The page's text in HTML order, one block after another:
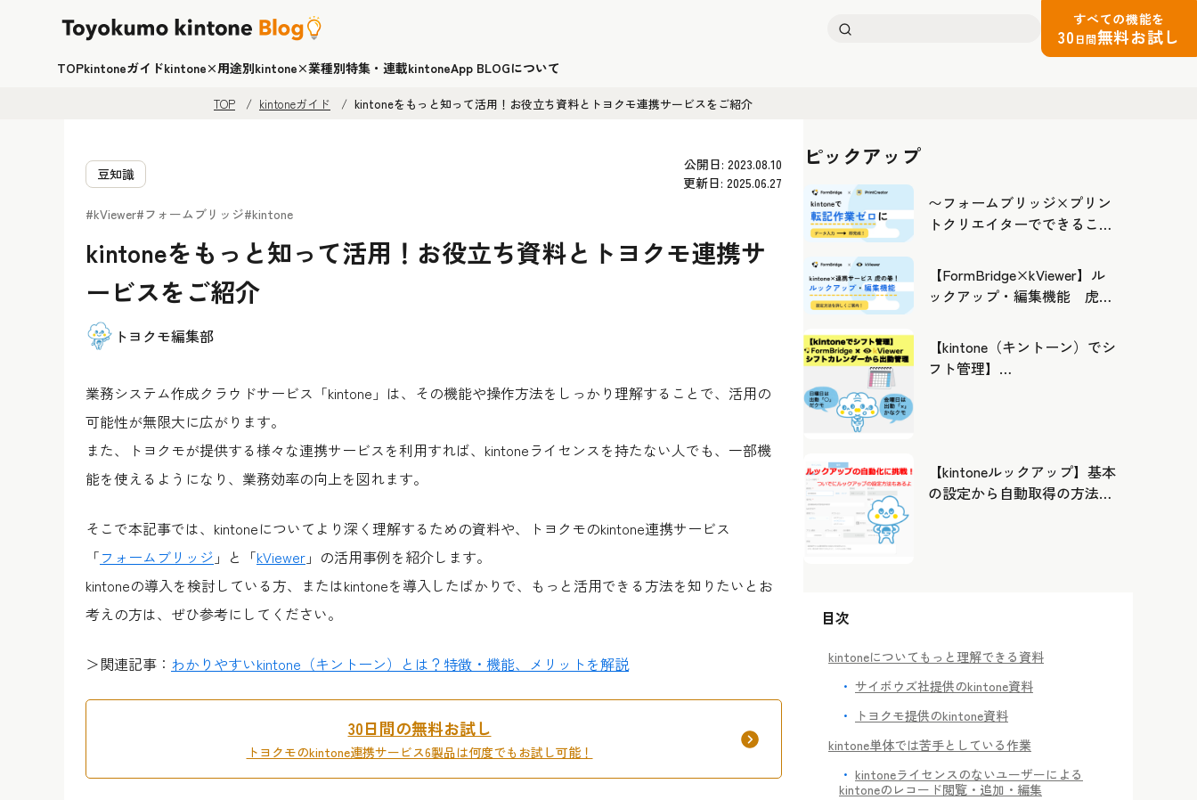
検
すべての機能を
30 日間無料お試し
TOPkintoneガイドkintone×用途別kintone×業種別特集・連載kintoneApp BLOGについて
TOP kintoneガイド kintoneをもっと知って活用！お役立ち資料とトヨクモ連携サービスをご紹介
豆知識
公開日: 2023.08.10
更新日: 2025.06.27
#kViewer#フォームブリッジ#kintone
kintoneをもっと知って活用！お役立ち資料とトヨクモ連携サ
ービスをご紹介
トヨクモ編集部
業務システム作成クラウドサービス「kintone」は、その機能や操作方法をしっかり理解することで、活用の
可能性が無限大に広がります。
また、トヨクモが提供する様々な連携サービスを利用すれば、kintoneライセンスを持たない人でも、一部機
能を使えるようになり、業務効率の向上を図れます。
そこで本記事では、kintoneについてより深く理解するための資料や、トヨクモのkintone連携サービス
「フォームブリッジ 」と「kViewer 」の活用事例を紹介します。
kintoneの導入を検討している方、またはkintoneを導入したばかりで、もっと活用できる方法を知りたいとお
考えの方は、ぜひ参考にしてください。
＞関連記事： わかりやすいkintone（キントーン）とは？特徴・機能、メリットを解説
30日間の無料お試し
トヨクモのkintone連携サービス6製品は何度でもお試し可能！
ピックアップ
〜フォームブリッジ×プリン
トクリエイターでできるこ
よう
【FormBridge×kViewer】ル
ックアップ・編集機能 虎の
【kintone（キントーン）でシ
フト管理】
【kintoneルックアップ】基本
の設定から自動取得の方法ま
目次
kintoneについてもっと理解できる資料
サイボウズ社提供のkintone資料
トヨクモ提供のkintone資料
kintone単体では苦手としている作業
kintoneライセンスのないユーザーによる
kintoneのレコード閲覧・追加・編集